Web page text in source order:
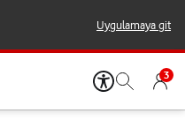
Uygulamaya git
3